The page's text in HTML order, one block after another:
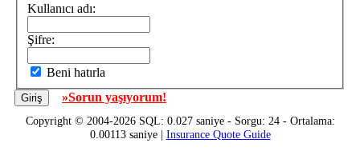
Kullanıcı adı:
Şifre:
Beni hatırla
»Sorun yaşıyorum!
Copyright © 2004-2026 SQL: 0.027 saniye - Sorgu: 24 - Ortalama:
0.00113 saniye | Insurance Quote Guide